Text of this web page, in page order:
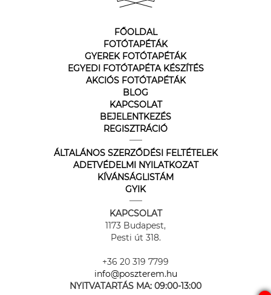
FŐOLDAL
FOTÓTAPÉTÁK
GYEREK FOTÓTAPÉTÁK
EGYEDI FOTÓTAPÉTA KÉSZÍTÉS
AKCIÓS FOTÓTAPÉTÁK
BLOG
KAPCSOLAT
BEJELENTKEZÉS
REGISZTRÁCIÓ
ÁLTALÁNOS SZERZŐDÉSI FELTÉTELEK
ADETVÉDELMI NYILATKOZAT
KÍVÁNSÁGLISTÁM
GYIK
KAPCSOLAT
1173 Budapest,
Pesti út 318.
+36 20 319 7799
info@poszterem.hu
NYITVATARTÁS MA: 09:00-13:00